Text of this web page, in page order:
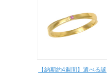
【納期約4週間】選べる誕